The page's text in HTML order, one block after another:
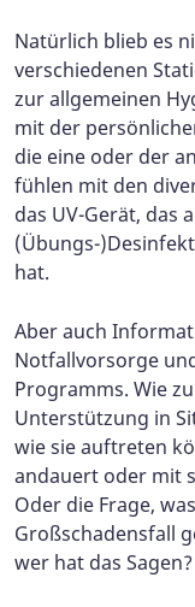
Natürlich blieb es
verschiedenen
zur allgemeinen
mit der
die eine oder der
fühlen mit den
das UV-Gerät, das
(Übungs-
hat.
Aber auch
Notfallvorsorge
Programms. Wie
Unterstützung in
wie sie auftreten
andauert oder mit
Oder die Frage,
Großschadensfall
wer hat das Sagen?